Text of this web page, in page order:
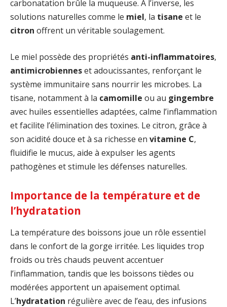
carbonatation brûle la muqueuse. À l’inverse, les
solutions naturelles comme le miel, la tisane et le
citron offrent un véritable soulagement.
Le miel possède des propriétés anti-inflammatoires,
antimicrobienneset adoucissantes, renforçant le
système immunitaire sans nourrir les microbes. La
tisane, notamment à la camomille ou au gingembre
avec huiles essentielles adaptées, calme l’inflammation
et facilite l’élimination des toxines. Le citron, grâce à
son acidité douce et à sa richesse en vitamine C,
fluidifie le mucus, aide à expulser les agents
pathogènes et stimule les défenses naturelles.
Importance de la température et de
l’hydratation
La température des boissons joue un rôle essentiel
dans le confort de la gorge irritée. Les liquides trop
froids ou très chauds peuvent accentuer
l’inflammation, tandis que les boissons tièdes ou
modérées apportent un apaisement optimal.
L’hydratation régulière avec de l’eau, des infusions